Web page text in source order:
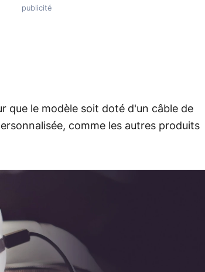
que le modèle soit doté d'un câble de
comme les autres produits